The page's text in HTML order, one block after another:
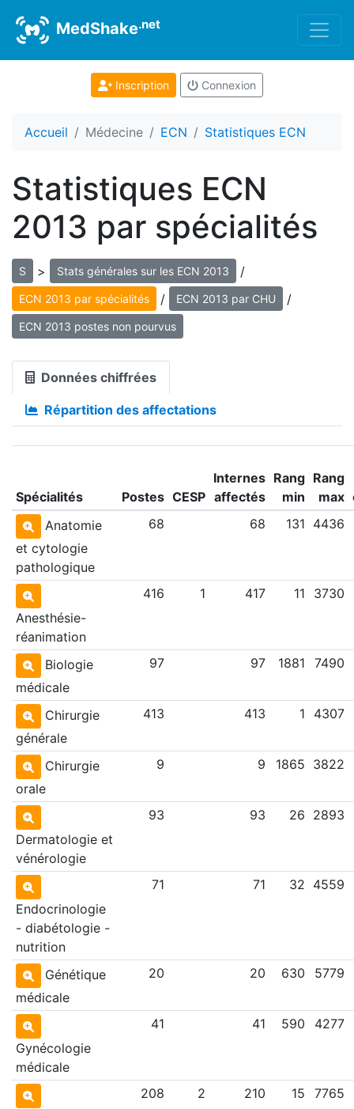
MedShake.net
Inscription Connexion
Accueil Médecine ECN Statistiques ECN
Statistiques ECN
2013 par spécialités
S > Stats générales sur les ECN 2013 /
ECN 2013 par spécialités / ECN 2013 par CHU /
ECN 2013 postes non pourvus
Données chiffrées
Répartition des affectations
Spécialités Postes CESP
Internes
affectés
Rang
min
Rang
max
Anatomie
et cytologie
pathologique
68 68 131 4436
Anesthésie-
réanimation
416 1 417 11 3730
Biologie
médicale
97 97 1881 7490
Chirurgie
générale
413 413 1 4307
Chirurgie
orale
9 9 1865 3822
Dermatologie et
vénérologie
93 93 26 2893
Endocrinologie
- diabétologie -
nutrition
71 71 32 4559
Génétique
médicale
20 20 630 5779
Gynécologie
médicale
41 41 590 4277
208 2 210 15 7765